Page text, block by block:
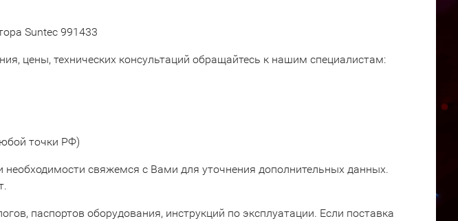
Suntec 991433
цены, технических консультаций обращайтесь к нашим специалистам:
точки РФ)
свяжемся с Вами для уточнения дополнительных данных.
паспортов оборудования, инструкций по эксплуатации. Если поставка